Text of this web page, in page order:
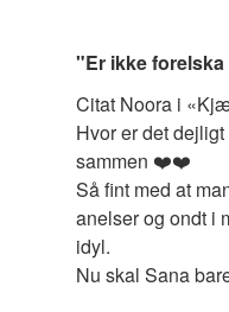
"Er ikke
Citat Noora i
Hvor er det
sammen ❤️❤️
Så fint med at
anelser og ondt i
idyl.
Nu skal Sana